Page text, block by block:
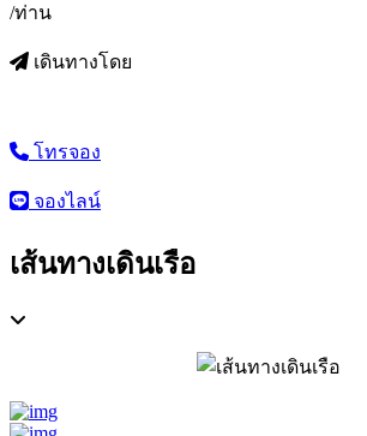
/ท่าน
เดินทางโดย
โทรจอง
จองไลน์
เส้นทางเดินเรือ